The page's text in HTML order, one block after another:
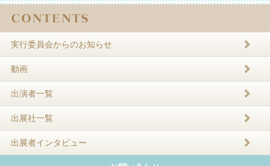
実行委員会からのお知らせ
動画
出演者一覧
出展社一覧
出展者インタビュー